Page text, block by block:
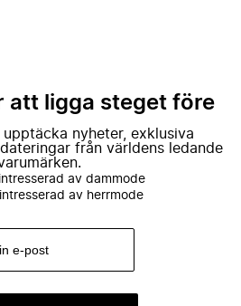
att ligga steget före
nyheter, exklusiva
från världens ledande
av dammode
av herrmode